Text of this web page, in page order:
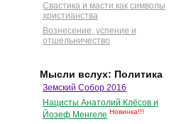
Свастика и масти как символы
христианства
Вознесение, успение и
отшельничество
Мысли вслух: Политика
Земский Собор 2016
Нацисты Анатолий Клёсов и
Йозеф Менгеле Новинка!!!